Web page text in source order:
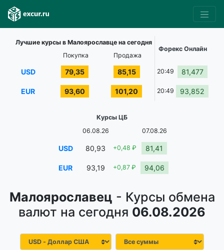
Малоярославец - Курсы обмена
валют на сегодня 06.08.2026
Лучшие курсы в Малоярославце на сегодня
Форекс Онлайн
Покупка
Продажа
USD 79,35 85,15 20:49 81,477
EUR 93,60 101,20 20:49 93,852
Курсы ЦБ
06.08.26
07.08.26
USD 80,93 +0,48 ₽ 81,41
EUR 93,19 +0,87 ₽ 94,06